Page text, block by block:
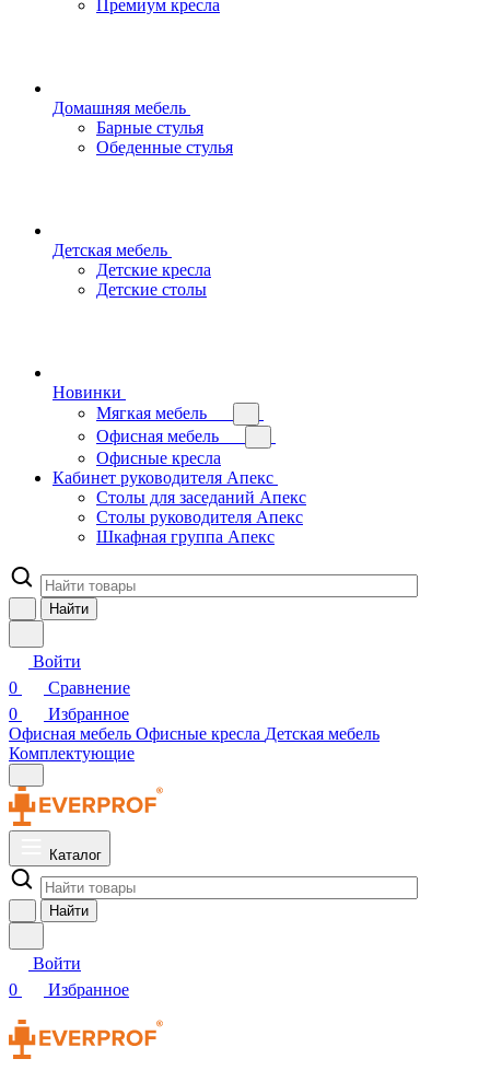
Премиум кресла
Домашняя мебель
Барные стулья
Обеденные стулья
Детская мебель
Детские кресла
Детские столы
Новинки
Мягкая мебель
Офисная мебель
Офисные кресла
Кабинет руководителя Апекс
Столы для заседаний Апекс
Столы руководителя Апекс
Шкафная группа Апекс
Найти
Войти
0
Сравнение
0
Избранное
Офисная мебель Офисные кресла Детская мебель
Комплектующие
Каталог
Найти
Войти
0
Избранное